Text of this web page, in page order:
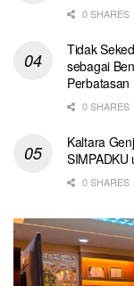
0 SHARES
Tidak
sebagai
Perbatasan
0 SHARES
Kaltara
0 SHARES